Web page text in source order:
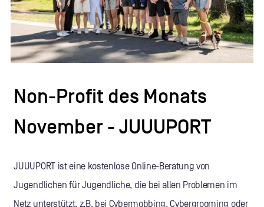
Non-Profit des Monats
November - JUUUPORT
JUUUPORT ist eine kostenlose Online-Beratung von
Jugendlichen für Jugendliche, die bei allen Problemen im
Netz unterstützt, z.B. bei Cybermobbing, Cybergrooming oder